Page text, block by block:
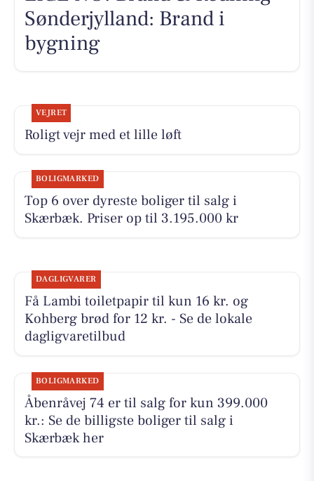
Sønderjylland: Brand i
bygning
VEJRET
Roligt vejr med et lille løft
BOLIGMARKED
Top 6 over dyreste boliger til salg i
Skærbæk. Priser op til 3.195.000 kr
DAGLIGVARER
Få Lambi toiletpapir til kun 16 kr. og
Kohberg brød for 12 kr. - Se de lokale
dagligvaretilbud
BOLIGMARKED
Åbenråvej 74 er til salg for kun 399.000
kr.: Se de billigste boliger til salg i
Skærbæk her